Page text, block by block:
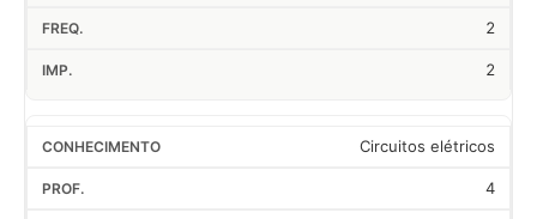
2
2
Circuitos elétricos
4